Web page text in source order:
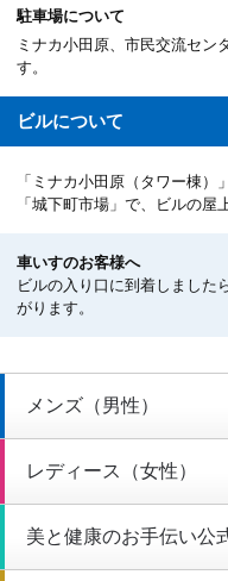
駐車場について
ミナカ小田原、市民交流セン
す。
ビルについて
「ミナカ小田原（タワー棟
「城下町市場」で、ビルの屋
車いすのお客様へ
ビルの入り口に到着しました
がります。
メンズ（男性）
レディース（女性）
美と健康のお手伝い公